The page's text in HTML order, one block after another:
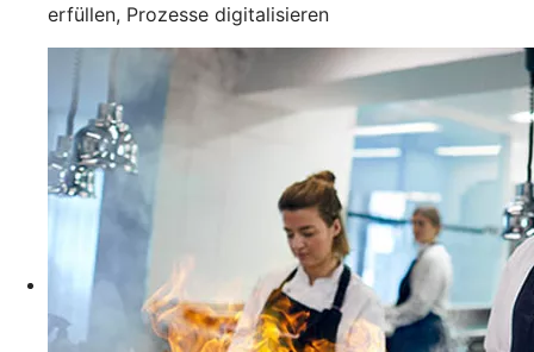
erfüllen, Prozesse digitalisieren